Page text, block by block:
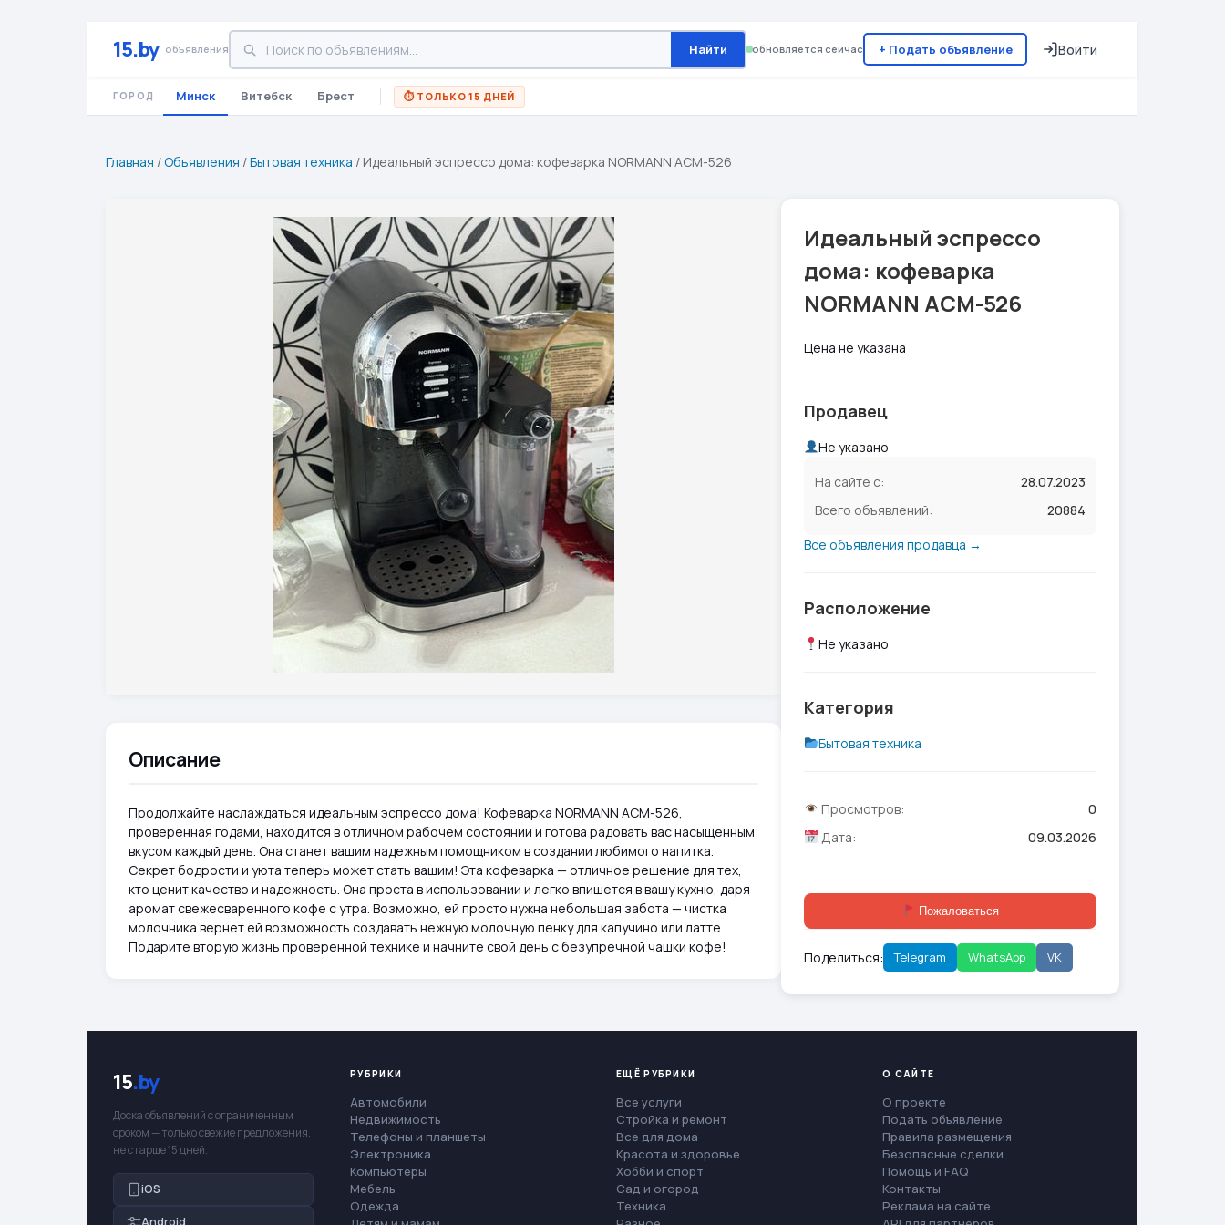
15.by объявления Найти обновляется сейчас + Подать объявление Войти
ГОРОД Минск Витебск Брест ⏱ ТОЛЬКО 15 ДНЕЙ
Главная /Объявления /Бытовая техника / Идеальный эспрессо дома: кофеварка NORMANN ACM-526
Описание
Продолжайте наслаждаться идеальным эспрессо дома! Кофеварка NORMANN ACM-526,
проверенная годами, находится в отличном рабочем состоянии и готова радовать вас насыщенным
вкусом каждый день. Она станет вашим надежным помощником в создании любимого напитка.
Секрет бодрости и уюта теперь может стать вашим! Эта кофеварка — отличное решение для тех,
кто ценит качество и надежность. Она проста в использовании и легко впишется в вашу кухню, даря
аромат свежесваренного кофе с утра. Возможно, ей просто нужна небольшая забота — чистка
молочника вернет ей возможность создавать нежную молочную пенку для капучино или латте.
Подарите вторую жизнь проверенной технике и начните свой день с безупречной чашки кофе!
Идеальный эспрессо
дома: кофеварка
NORMANN ACM-526
Цена не указана
Продавец
Не указано
На сайте с:
28.07.2023
Всего объявлений:
20884
Все объявления продавца →
Расположение
Не указано
Категория
Бытовая техника
Просмотров:
0
Дата:
09.03.2026
Пожаловаться
Поделиться: Telegram WhatsApp VK
15.by
Доска объявлений с ограниченным
сроком — только свежие предложения,
не старше 15 дней.
iOS
Android
РУБРИКИ
Автомобили
Недвижимость
Телефоны и планшеты
Электроника
Компьютеры
Мебель
Одежда
ЕЩЁ РУБРИКИ
Все услуги
Стройка и ремонт
Все для дома
Красота и здоровье
Хобби и спорт
Сад и огород
Техника
О САЙТЕ
О проекте
Подать объявление
Правила размещения
Безопасные сделки
Помощь и FAQ
Контакты
Реклама на сайте